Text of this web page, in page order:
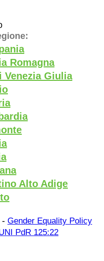
Romagna
Giulia
Alto Adige
- Gender Equality Policy
PdR 125:22